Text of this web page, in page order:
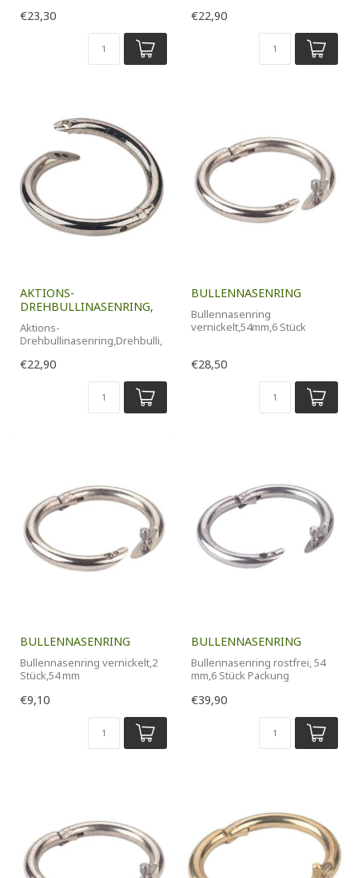
€23,30 €22,90
AKTIONS-
DREHBULLINASENRING,
Aktions-
Drehbullinasenring,Drehbulli,
€22,90
BULLENNASENRING
Bullennasenring
vernickelt,54mm,6 Stück
€28,50
BULLENNASENRING
Bullennasenring vernickelt,2
Stück,54 mm
€9,10
BULLENNASENRING
Bullennasenring rostfrei, 54
mm,6 Stück Packung
€39,90